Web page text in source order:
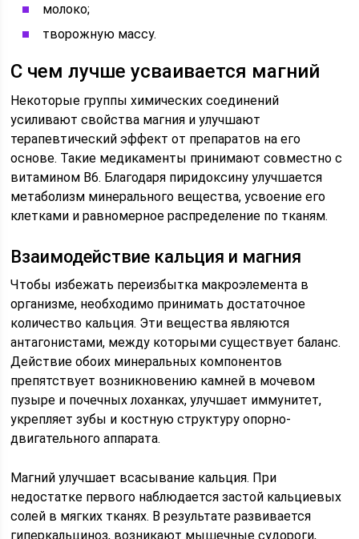
молоко;
творожную массу.
С чем лучше усваивается магний
Некоторые группы химических соединений
усиливают свойства магния и улучшают
терапевтический эффект от препаратов на его
основе. Такие медикаменты принимают совместно с
витамином B6. Благодаря пиридоксину улучшается
метаболизм минерального вещества, усвоение его
клетками и равномерное распределение по тканям.
Взаимодействие кальция и магния
Чтобы избежать переизбытка макроэлемента в
организме, необходимо принимать достаточное
количество кальция. Эти вещества являются
антагонистами, между которыми существует баланс.
Действие обоих минеральных компонентов
препятствует возникновению камней в мочевом
пузыре и почечных лоханках, улучшает иммунитет,
укрепляет зубы и костную структуру опорно-
двигательного аппарата.
Магний улучшает всасывание кальция. При
недостатке первого наблюдается застой кальциевых
солей в мягких тканях. В результате развивается
гиперкальциноз, возникают мышечные судороги,